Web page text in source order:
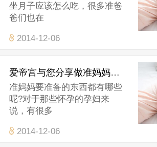
坐月子应该怎么吃，很多准爸
爸们也在
2014-12-06
爱帝宫与您分享做准妈妈要准备的东西清单
准妈妈要准备的东西都有哪些
呢?对于那些怀孕的孕妇来
说，有很多
2014-12-06